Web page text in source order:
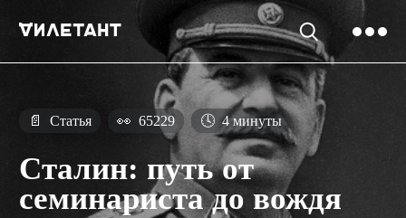
📄 Статья 👀 65229 🕓 4 минуты
Сталин: путь от
семинариста до вождя